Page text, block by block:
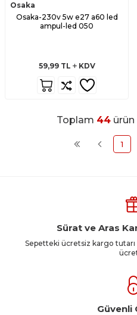
Osaka
Osaka-230v 5w e27 a60 led
ampul-led 050
59,99TL KDV
Toplam 44
1
Sürat ve Aras
Sepetteki ücretsiz kargo
Güvenli